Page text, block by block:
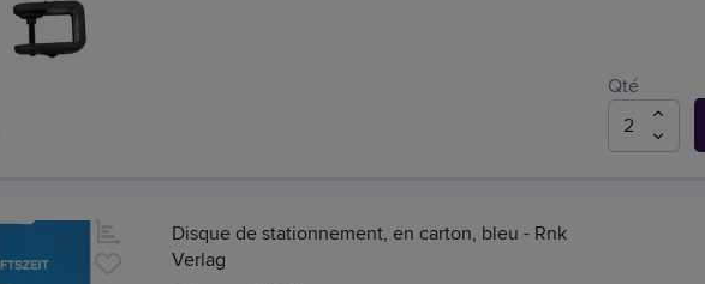
Qté
Disque de stationnement, en carton, bleu - Rnk
Verlag